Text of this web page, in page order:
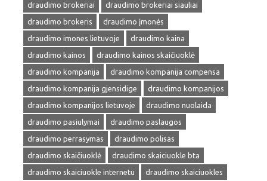
draudimo brokeriai
draudimo brokeriai siauliai
draudimo brokeris
draudimo įmonės
draudimo imones lietuvoje
draudimo kaina
draudimo kainos
draudimo kainos skaičiuoklė
draudimo kompanija
draudimo kompanija compensa
draudimo kompanija gjensidige
draudimo kompanijos
draudimo kompanijos lietuvoje
draudimo nuolaida
draudimo pasiulymai
draudimo paslaugos
draudimo perrasymas
draudimo polisas
draudimo skaičiuoklė
draudimo skaiciuokle bta
draudimo skaiciuokle internetu
draudimo skaiciuokles